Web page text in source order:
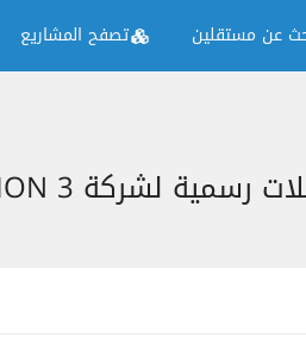
عن مستقلين تصفح المشاريع